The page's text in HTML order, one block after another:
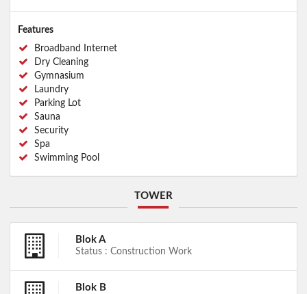
Features
Broadband Internet
Dry Cleaning
Gymnasium
Laundry
Parking Lot
Sauna
Security
Spa
Swimming Pool
TOWER
Blok A
Status : Construction Work
Blok B